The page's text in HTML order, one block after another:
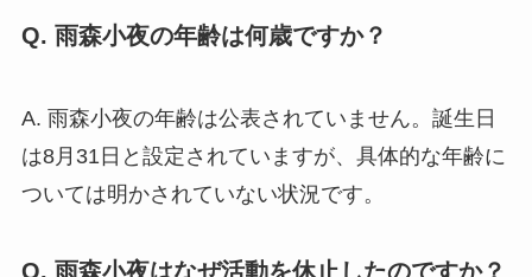
Q. 雨森小夜の年齢は何歳ですか？
A. 雨森小夜の年齢は公表されていません。誕生日
は8月31日と設定されていますが、具体的な年齢に
ついては明かされていない状況です。
Q. 雨森小夜はなぜ活動を休止したのですか？